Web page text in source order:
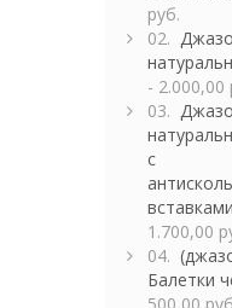
руб.
02.
- 2.000,00
03.
с
вставками
1.700,00
04.
Балетки